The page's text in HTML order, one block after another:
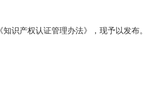
识产权认证管理办法》，现予以发布。